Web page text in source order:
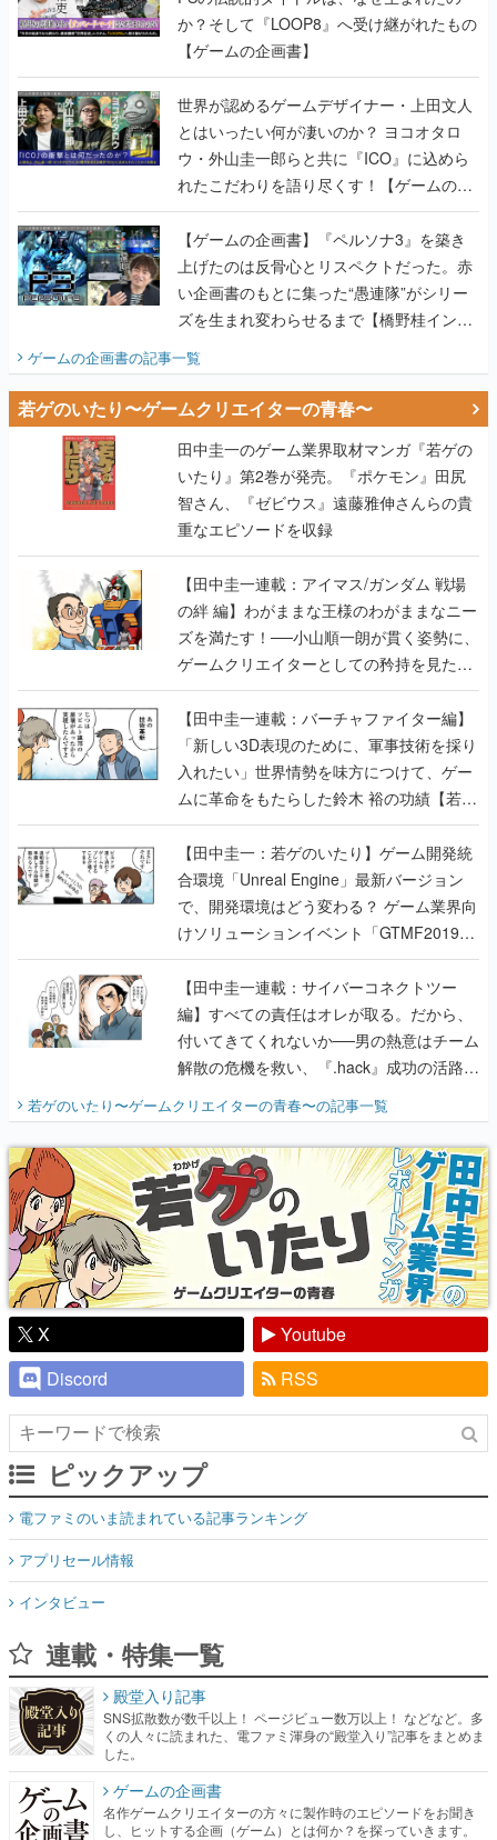
か？そして『LOOP8』へ受け継がれたもの
【ゲームの企画書】
世界が認めるゲームデザイナー・上田文人
とはいったい何が凄いのか？ ヨコオタロ
ウ・外山圭一郎らと共に『ICO』に込めら
れたこだわりを語り尽くす！【ゲームの企
画書】
【ゲームの企画書】『ペルソナ3』を築き
上げたのは反骨心とリスペクトだった。赤
い企画書のもとに集った“愚連隊”がシリー
ズを生まれ変わらせるまで【橋野桂インタ
ゲームの企画書の記事一覧
若ゲのいたり〜ゲームクリエイターの青春〜
田中圭一のゲーム業界取材マンガ『若ゲの
いたり』第2巻が発売。『ポケモン』田尻
智さん、『ゼビウス』遠藤雅伸さんらの貴
重なエピソードを収録
【田中圭一連載：アイマス/ガンダム 戦場
の絆 編】わがままな王様のわがままなニー
ズを満たす！──小山順一朗が貫く姿勢に、
ゲームクリエイターとしての矜持を見た
【若ゲのいたり最終回】
【田中圭一連載：バーチャファイター編】
「新しい3D表現のために、軍事技術を採り
入れたい」世界情勢を味方につけて、ゲー
ムに革命をもたらした鈴木 裕の功績【若ゲ
のいたり】
【田中圭一：若ゲのいたり】ゲーム開発統
合環境「Unreal Engine」最新バージョン
で、開発環境はどう変わる？ ゲーム業界向
けソリューションイベント「GTMF2019」
に行って、より理解を深めよう【PR】
【田中圭一連載：サイバーコネクトツー
編】すべての責任はオレが取る。だから、
付いてきてくれないか──男の熱意はチーム
解散の危機を救い、『.hack』成功の活路を
『少年ジャンプ』色だった【若ゲのいた
り】
若ゲのいたり〜ゲームクリエイターの青春〜の記事一覧
X
Youtube
Discord
RSS
ピックアップ
電ファミのいま読まれている記事ランキング
アプリセール情報
インタビュー
連載・特集一覧
殿堂入り記事
SNS拡散数が数千以上！ ページビュー数万以上！ などなど。多
くの人々に読まれた、電ファミ渾身の“殿堂入り”記事をまとめま
した。
ゲームの企画書
名作ゲームクリエイターの方々に製作時のエピソードをお聞き
し、ヒットする企画（ゲーム）とは何か？を探っていきます。